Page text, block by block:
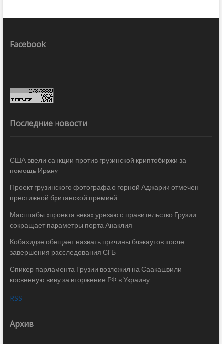
Facebook
Последние новости
США ввели санкции против грузинской криптобиржи за
помощь Ирану
Проект грузинского фотографа о горной Аджарии отмечен
престижной британской премией
Масштабы «проекта века» урезают: правительство Грузии
сокращает параметры порта Анаклия
Кобахидзе обещает назвать причины блэкаутов после
завершения расследования СГБ
Спикер парламента Грузии возложил на Саакашвили
косвенную вину за вторжение РФ в Украину
RSS
Архив